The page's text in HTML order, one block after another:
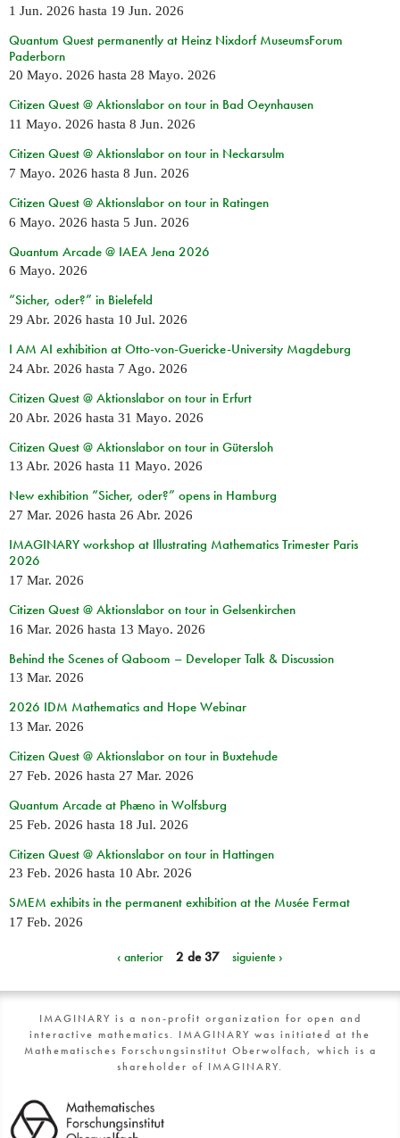
1 Jun. 2026 hasta 19 Jun. 2026
Quantum Quest permanently at Heinz Nixdorf MuseumsForum
Paderborn
20 Mayo. 2026 hasta 28 Mayo. 2026
Citizen Quest @ Aktionslabor on tour in Bad Oeynhausen
11 Mayo. 2026 hasta 8 Jun. 2026
Citizen Quest @ Aktionslabor on tour in Neckarsulm
7 Mayo. 2026 hasta 8 Jun. 2026
Citizen Quest @ Aktionslabor on tour in Ratingen
6 Mayo. 2026 hasta 5 Jun. 2026
Quantum Arcade @ IAEA Jena 2026
6 Mayo. 2026
“Sicher, oder?” in Bielefeld
29 Abr. 2026 hasta 10 Jul. 2026
I AM AI exhibition at Otto-von-Guericke-University Magdeburg
24 Abr. 2026 hasta 7 Ago. 2026
Citizen Quest @ Aktionslabor on tour in Erfurt
20 Abr. 2026 hasta 31 Mayo. 2026
Citizen Quest @ Aktionslabor on tour in Gütersloh
13 Abr. 2026 hasta 11 Mayo. 2026
New exhibition “Sicher, oder?” opens in Hamburg
27 Mar. 2026 hasta 26 Abr. 2026
IMAGINARY workshop at Illustrating Mathematics Trimester Paris
2026
17 Mar. 2026
Citizen Quest @ Aktionslabor on tour in Gelsenkirchen
16 Mar. 2026 hasta 13 Mayo. 2026
Behind the Scenes of Qaboom – Developer Talk & Discussion
13 Mar. 2026
2026 IDM Mathematics and Hope Webinar
13 Mar. 2026
Citizen Quest @ Aktionslabor on tour in Buxtehude
27 Feb. 2026 hasta 27 Mar. 2026
Quantum Arcade at Phæno in Wolfsburg
25 Feb. 2026 hasta 18 Jul. 2026
Citizen Quest @ Aktionslabor on tour in Hattingen
23 Feb. 2026 hasta 10 Abr. 2026
SMEM exhibits in the permanent exhibition at the Musée Fermat
17 Feb. 2026
‹ anterior 2 de 37 siguiente ›
IMAGINARY is a non-profit organization for open and
interactive mathematics. IMAGINARY was initiated at the
Mathematisches Forschungsinstitut Oberwolfach, which is a
shareholder of IMAGINARY.